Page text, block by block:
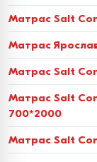
Вес до 60
старшего
мягкой
Матрас Salt
Матрас
Матрас Salt
Матрас Salt
700*2000
Матрас Salt